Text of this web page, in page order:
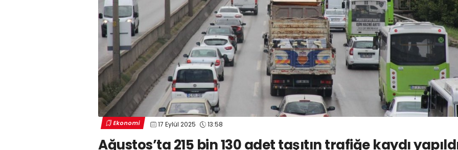
Ekonomi 17 Eylül 2025 13:58
Ağustos’ta 215 bin 130 adet taşıtın trafiğe kaydı